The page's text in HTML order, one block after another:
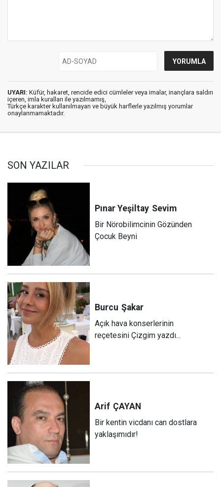
UYARI: Küfür, hakaret, rencide edici cümleler veya imalar, inançlara saldırı
içeren, imla kuralları ile yazılmamış,
Türkçe karakter kullanılmayan ve büyük harflerle yazılmış yorumlar
onaylanmamaktadır.
SON YAZILAR
Pınar Yeşiltay Sevim
Bir Nörobilimcinin Gözünden
Çocuk Beyni
Burcu Şakar
Açık hava konserlerinin
reçetesini Çizgim yazdı...
Arif ÇAYAN
Bir kentin vicdanı can dostlara
yaklaşımıdır!